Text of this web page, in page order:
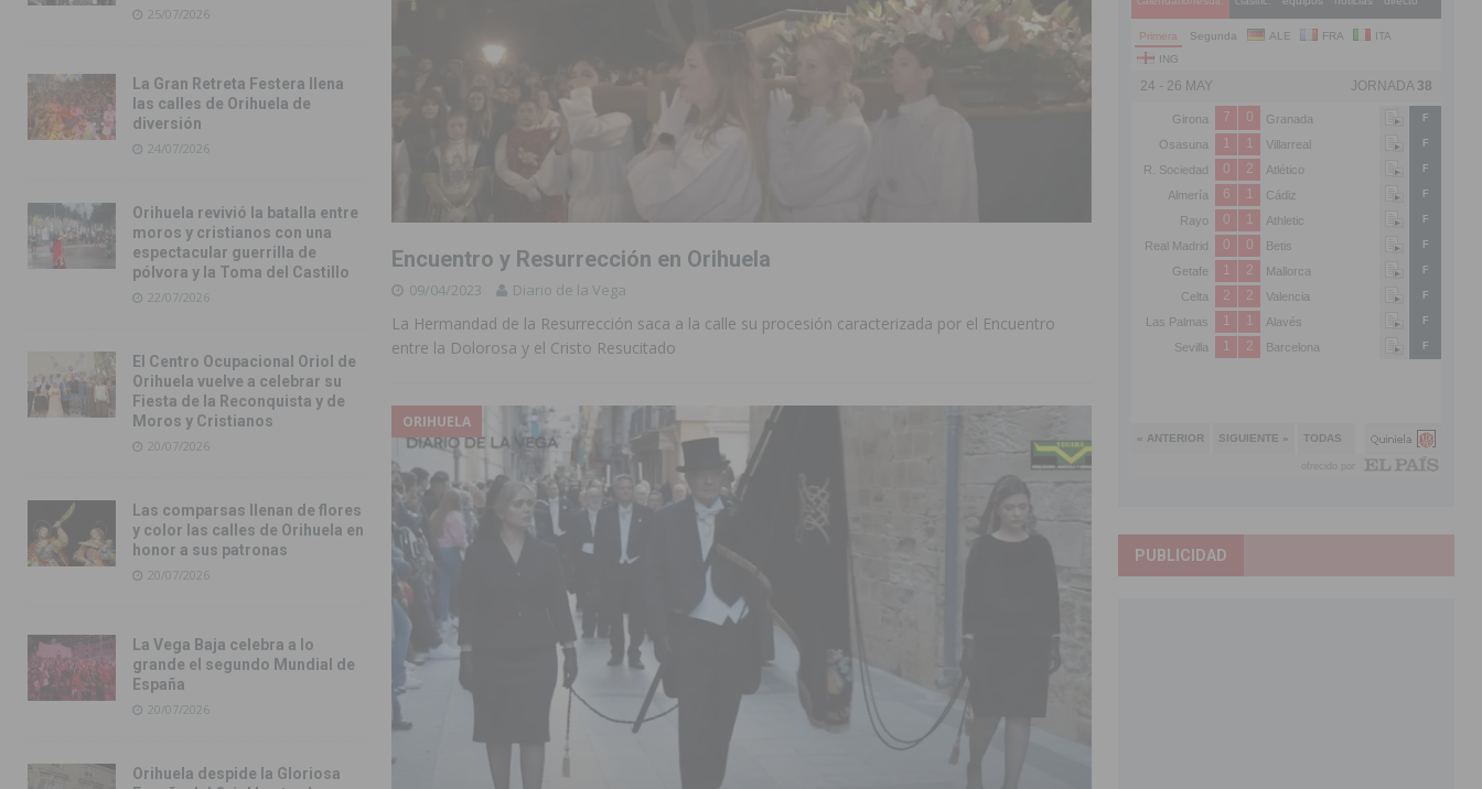
Encuentro y Resurrección en Orihuela
09/04/2023 Diario de la Vega
La Hermandad de la Resurrección saca a la calle su procesión caracterizada por el Encuentro
entre la Dolorosa y el Cristo Resucitado
ORIHUELA
25/07/2026
La Gran Retreta Festera llena
las calles de Orihuela de
diversión
24/07/2026
Orihuela revivió la batalla entre
moros y cristianos con una
espectacular guerrilla de
pólvora y la Toma del Castillo
22/07/2026
El Centro Ocupacional Oriol de
Orihuela vuelve a celebrar su
Fiesta de la Reconquista y de
Moros y Cristianos
20/07/2026
Las comparsas llenan de flores
y color las calles de Orihuela en
honor a sus patronas
20/07/2026
La Vega Baja celebra a lo
grande el segundo Mundial de
España
20/07/2026
Orihuela despide la Gloriosa
PUBLICIDAD